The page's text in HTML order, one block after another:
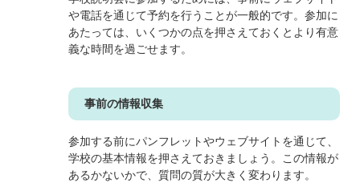
や電話を通じて予約を行うことが一般的です。参加に
あたっては、いくつかの点を押さえておくとより有意
義な時間を過ごせます。
事前の情報収集
参加する前にパンフレットやウェブサイトを通じて、
学校の基本情報を押さえておきましょう。この情報が
あるかないかで、質問の質が大きく変わります。